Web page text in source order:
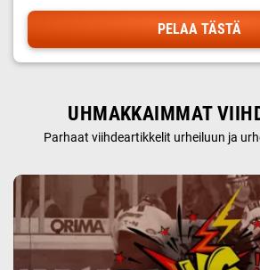
PELAA TÄSTÄ
UHMAKKAIMMAT
Parhaat viihdeartikkelit urheiluun ja